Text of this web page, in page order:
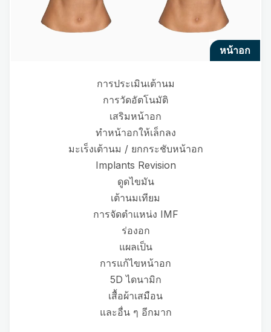
หน้าอก
การประเมินเต้านม
การวัดอัตโนมัติ
เสริมหน้าอก
ทำหน้าอกให้เล็กลง
มะเร็งเต้านม / ยกกระชับหน้าอก
Implants Revision
ดูดไขมัน
เต้านมเทียม
การจัดตำแหน่ง IMF
ร่องอก
แผลเป็น
การแก้ไขหน้าอก
5D ไดนามิก
เสื้อผ้าเสมือน
และอื่น ๆ อีกมาก